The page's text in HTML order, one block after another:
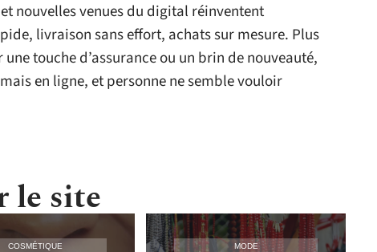
nouvelles venues du digital réinventent
livraison sans effort, achats sur mesure. Plus
touche d’assurance ou un brin de nouveauté,
en ligne, et personne ne semble vouloir
le site
COSMÉTIQUE MODE